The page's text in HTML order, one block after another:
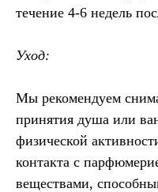
течение 4-6 недель
Уход:
Мы рекомендуем
принятия душа или
физической
контакта с
веществами,